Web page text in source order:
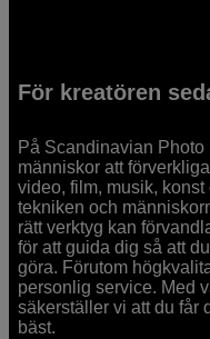
För kreatören
På Scandinavian
människor att
video, film, musik,
tekniken och
rätt verktyg kan
för att guida dig så att
göra. Förutom
personlig service. Med
säkerställer vi att du får
bäst.